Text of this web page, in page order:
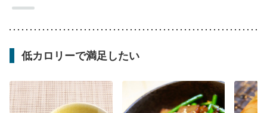
低カロリーで満足したい